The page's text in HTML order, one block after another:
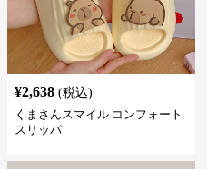
¥2,638 (税込)
くまさんスマイル コンフォート
スリッパ